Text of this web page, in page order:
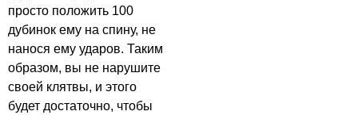
просто положить 100
дубинок ему на спину, не
нанося ему ударов. Таким
образом, вы не нарушите
своей клятвы, и этого
будет достаточно, чтобы